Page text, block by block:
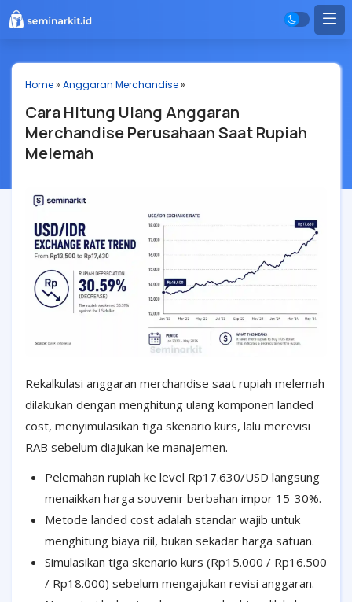
Home» Anggaran Merchandise»
Cara Hitung Ulang Anggaran
Merchandise Perusahaan Saat Rupiah
Melemah
Rekalkulasi anggaran merchandise saat rupiah melemah
dilakukan dengan menghitung ulang komponen landed
cost, menyimulasikan tiga skenario kurs, lalu merevisi
RAB sebelum diajukan ke manajemen.
Pelemahan rupiah ke level Rp17.630/USD langsung
menaikkan harga souvenir berbahan impor 15-30%.
Metode landed cost adalah standar wajib untuk
menghitung biaya riil, bukan sekadar harga satuan.
Simulasikan tiga skenario kurs (Rp15.000 / Rp16.500
/ Rp18.000) sebelum mengajukan revisi anggaran.